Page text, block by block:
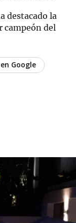
destacado la
campeón del
Google